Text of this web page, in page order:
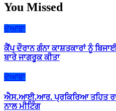
You Missed
ਦੋਆਬਾ
ਕੈਂਪ ਦੌਰਾਨ ਗੰਨਾ ਕਾਸ਼ਤਕਾਰਾਂ ਨੂੰ
ਬਾਰੇ ਜਾਗਰੂਕ ਕੀਤਾ
ਦੋਆਬਾ
ਐਸ.ਆਈ.ਆਰ. ਪ੍ਰਕਿਰਿਆ ਤਹਿਤ
ਨਾਲ ਮੀਟਿੰਗ